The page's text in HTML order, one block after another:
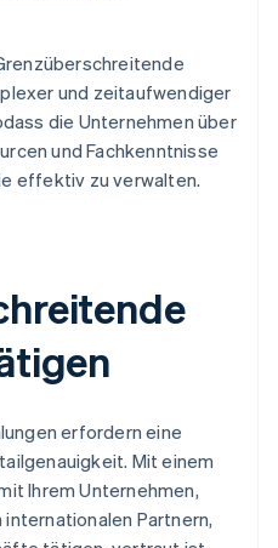
und zeitaufwendiger
die Unternehmen über
und Fachkenntnisse
effektiv zu verwalten.
erfordern eine
Mit einem
Ihrem Unternehmen,
Partnern,